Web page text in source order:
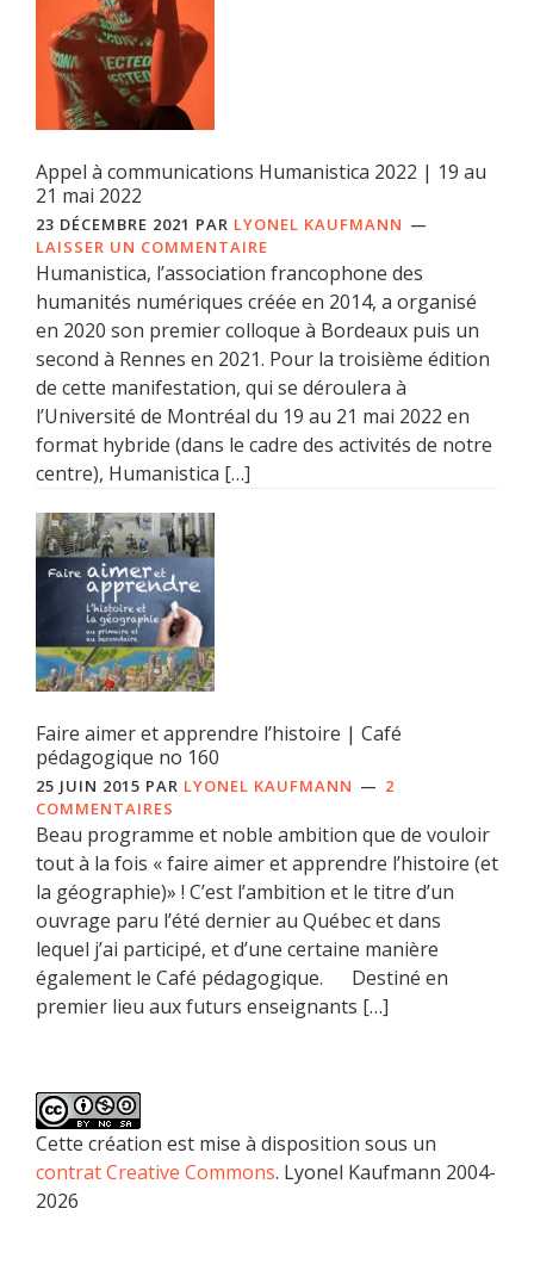
Appel à communications Humanistica 2022 | 19 au
21 mai 2022
23 DÉCEMBRE 2021 PAR LYONEL KAUFMANN
LAISSER UN COMMENTAIRE
Humanistica, l’association francophone des
humanités numériques créée en 2014, a organisé
en 2020 son premier colloque à Bordeaux puis un
second à Rennes en 2021. Pour la troisième édition
de cette manifestation, qui se déroulera à
l’Université de Montréal du 19 au 21 mai 2022 en
format hybride (dans le cadre des activités de notre
centre), Humanistica […]
Faire aimer et apprendre l’histoire | Café
pédagogique no 160
25 JUIN 2015 PAR LYONEL KAUFMANN
2
COMMENTAIRES
Beau programme et noble ambition que de vouloir
tout à la fois « faire aimer et apprendre l’histoire (et
la géographie)» ! C’est l’ambition et le titre d’un
ouvrage paru l’été dernier au Québec et dans
lequel j’ai participé, et d’une certaine manière
également le Café pédagogique. Destiné en
premier lieu aux futurs enseignants […]
Cette création est mise à disposition sous un
contrat Creative Commons. Lyonel Kaufmann 2004-
2026